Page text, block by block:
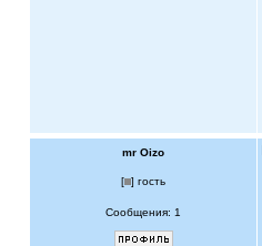
mr Oizo
[ ] гость
Сообщения: 1